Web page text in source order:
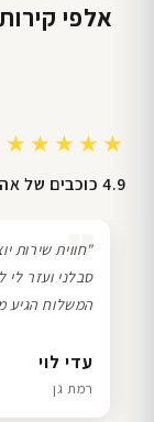
אלפי
★★★★★
4.9 כוכבים של אהבה: הדירוג הממוצע מלקוחות מאושרים
שרון כהן
תל אביב
❞
סבלני ועזר
המשלוח הגיע
עדי לוי
רמת גן
דנה גל
חיפה
ליאת ויוסי מ.
הוד השרון